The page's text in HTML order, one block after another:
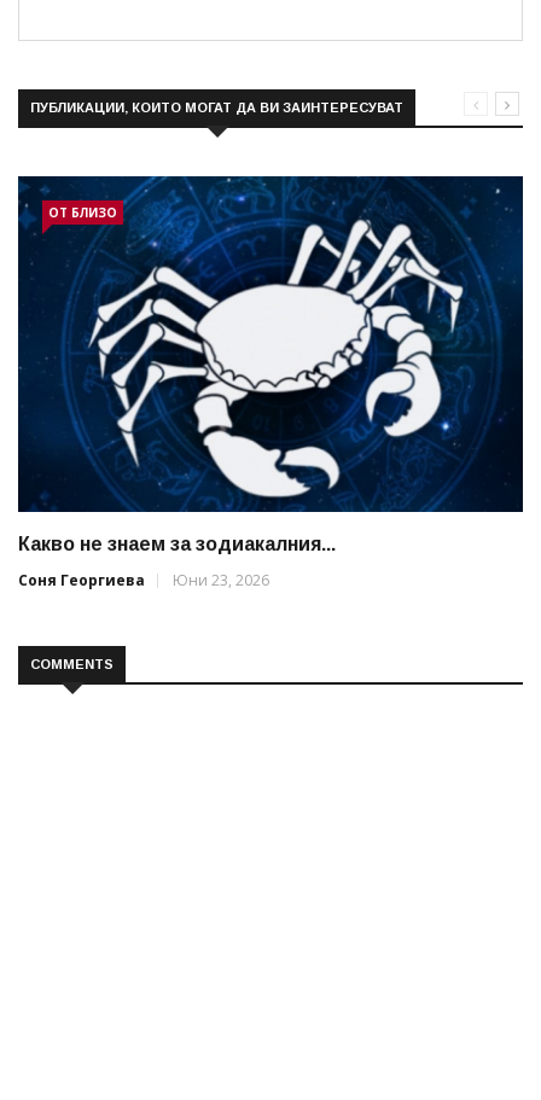
ПУБЛИКАЦИИ, КОИТО МОГАТ ДА ВИ ЗАИНТЕРЕСУВАТ
ОТ БЛИЗО
Какво не знаем за зодиакалния...
Соня Георгиева
Юни 23, 2026
COMMENTS